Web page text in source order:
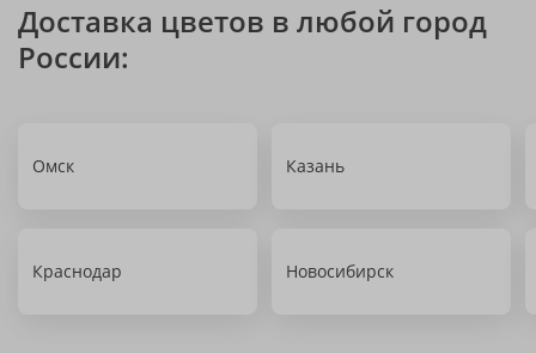
Доставка цветов в любой город
России:
Омск Казань
Краснодар Новосибирск